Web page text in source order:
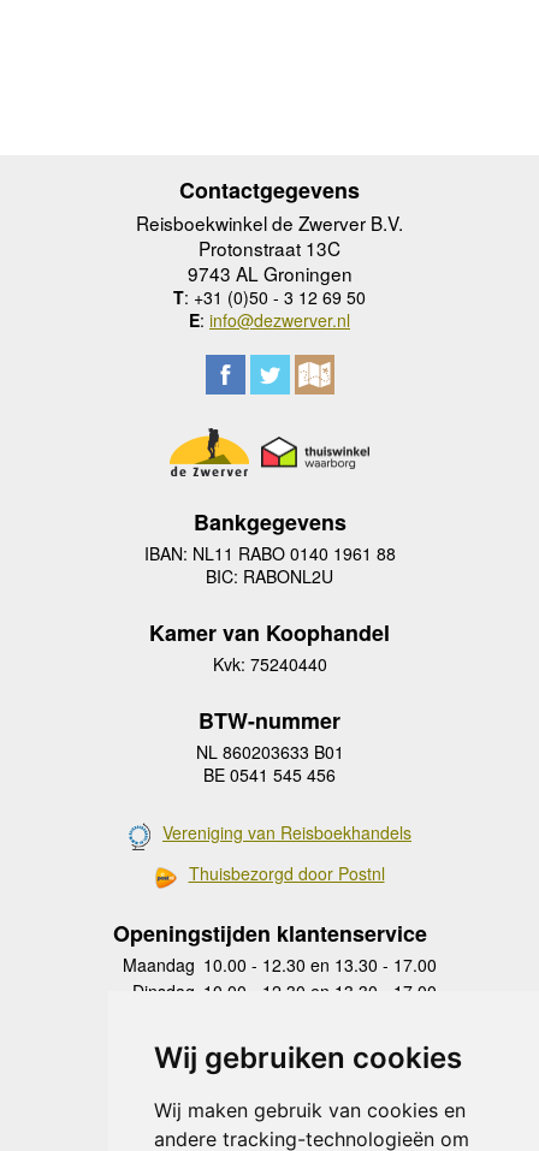
Wij gebruiken cookies
Wij maken gebruik van cookies en
andere tracking-technologieën om
Contactgegevens
Reisboekwinkel de Zwerver B.V.
Protonstraat 13C
9743 AL Groningen
T: +31 (0)50 - 3 12 69 50
E: info@dezwerver.nl
Bankgegevens
IBAN: NL11 RABO 0140 1961 88
BIC: RABONL2U
Kamer van Koophandel
Kvk: 75240440
BTW-nummer
NL 860203633 B01
BE 0541 545 456
Vereniging van Reisboekhandels
Thuisbezorgd door Postnl
Openingstijden klantenservice
Maandag 10.00 - 12.30 en 13.30 - 17.00
Dinsdag 10.00 - 12.30 en 13.30 - 17.00
Donderdag
10.00 - 12.30 en 13.30 - 17.00
Vrijdag 10.00 - 12.30 en 13.30 - 17.00
Zaterdag
gesloten
Zondag gesloten